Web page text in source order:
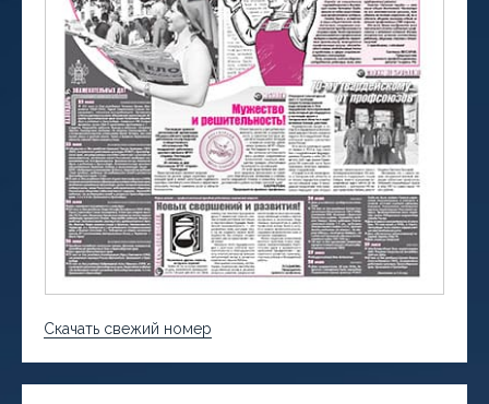
Скачать свежий номер